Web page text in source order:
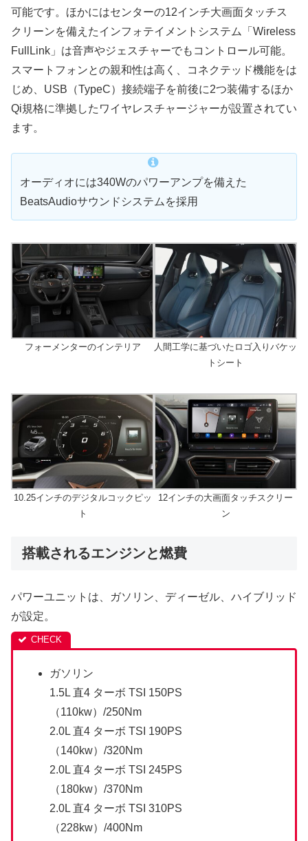
可能です。ほかにはセンターの12インチ大画面タッチス
クリーンを備えたインフォテイメントシステム「Wireless
FullLink」は音声やジェスチャーでもコントロール可能。
スマートフォンとの親和性は高く、コネクテッド機能をは
じめ、USB（TypeC）接続端子を前後に2つ装備するほか
Qi規格に準拠したワイヤレスチャージャーが設置されてい
ます。
オーディオには340Wのパワーアンプを備えた
BeatsAudioサウンドシステムを採用
フォーメンターのインテリア
人間工学に基づいたロゴ入りバケッ
トシート
10.25インチのデジタルコックピッ
ト
12インチの大画面タッチスクリー
ン
搭載されるエンジンと燃費
パワーユニットは、ガソリン、ディーゼル、ハイブリッド
が設定。
ガソリン
1.5L 直4 ターボ TSI 150PS
（110kw）/250Nm
2.0L 直4 ターボ TSI 190PS
（140kw）/320Nm
2.0L 直4 ターボ TSI 245PS
（180kw）/370Nm
2.0L 直4 ターボ TSI 310PS
（228kw）/400Nm